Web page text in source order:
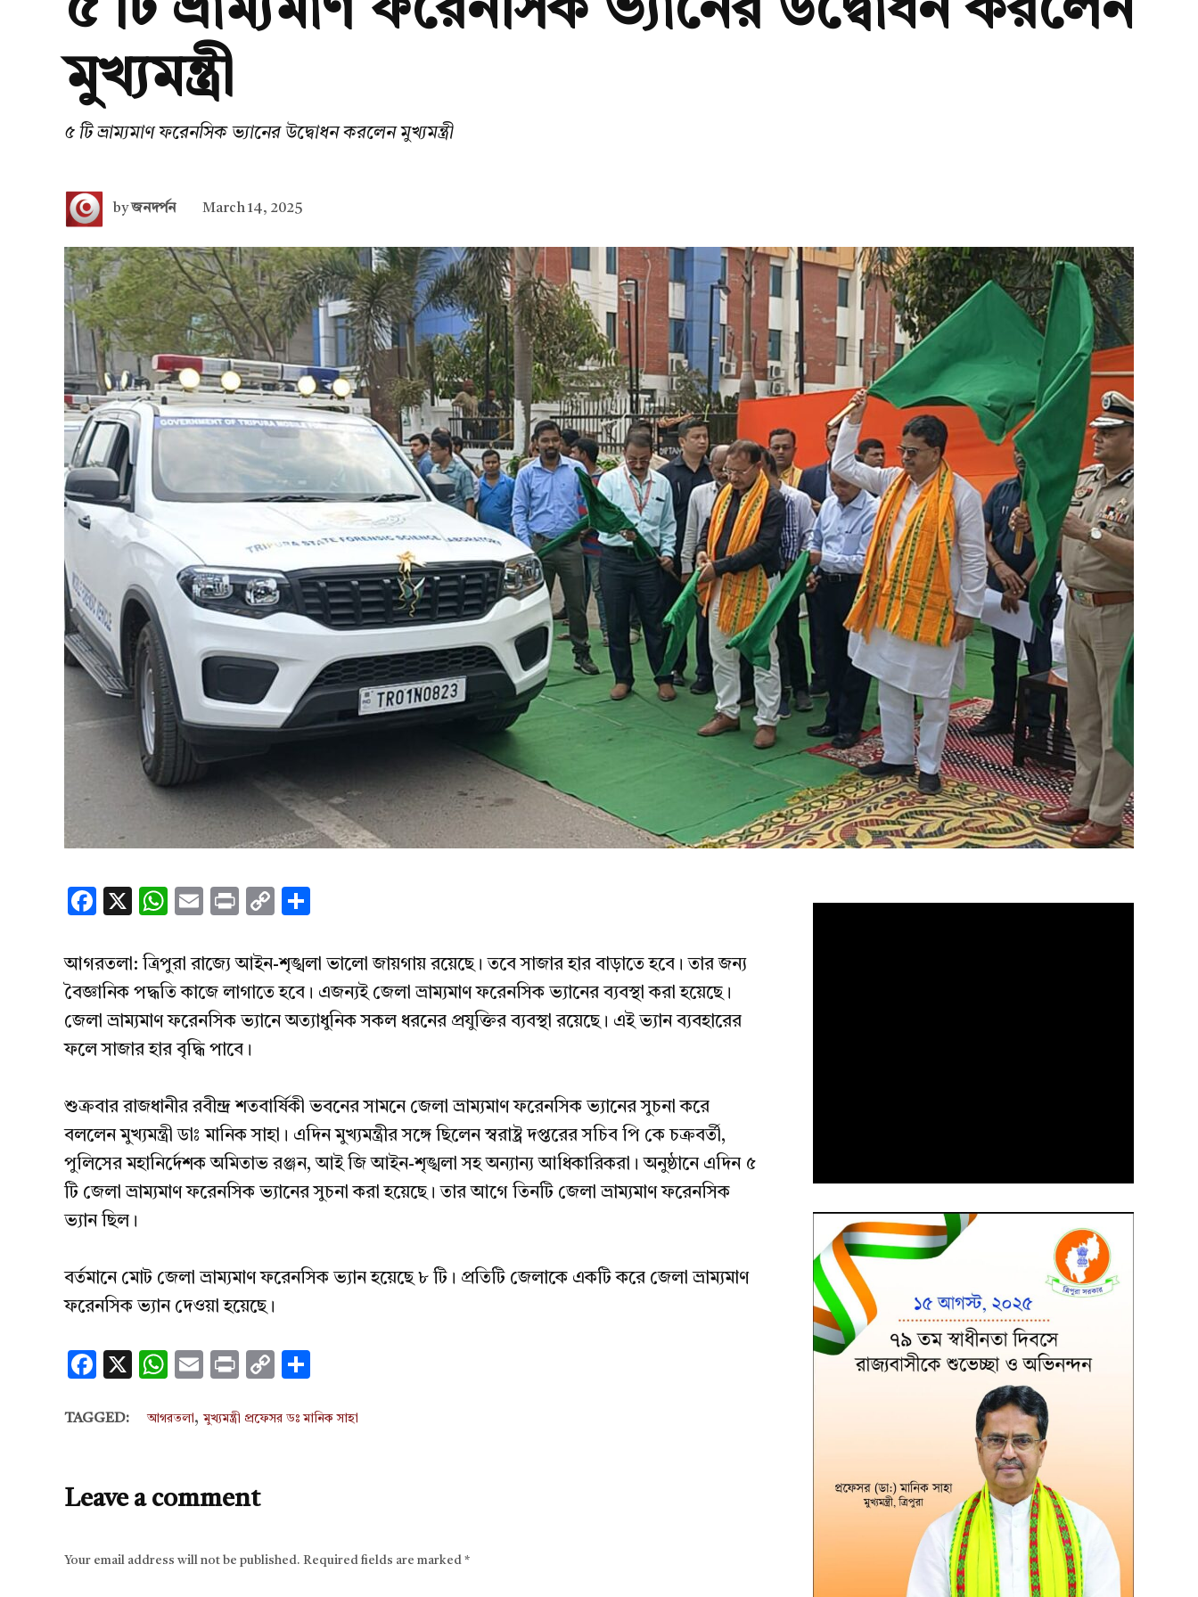
৫ টি ভ্রাম্যমাণ ফরেনসিক ভ্যানের উদ্বোধন করলেন
মুখ্যমন্ত্রী
৫ টি ভ্রাম্যমাণ ফরেনসিক ভ্যানের উদ্বোধন করলেন মুখ্যমন্ত্রী
byজনদর্পন March 14, 2025
Facebook
X WhatsApp
EmailPrintCopy
আগরতলা: ত্রিপুরা রাজ্যে আইন-শৃঙ্খলা ভালো জায়গায় রয়েছে। তবে সাজার হার বাড়াতে হবে। তার জন্য
বৈজ্ঞানিক পদ্ধতি কাজে লাগাতে হবে। এজন্যই জেলা ভ্রাম্যমাণ ফরেনসিক ভ্যানের ব্যবস্থা করা হয়েছে।
জেলা ভ্রাম্যমাণ ফরেনসিক ভ্যানে অত্যাধুনিক সকল ধরনের প্রযুক্তির ব্যবস্থা রয়েছে। এই ভ্যান ব্যবহারের
ফলে সাজার হার বৃদ্ধি পাবে।
শুক্রবার রাজধানীর রবীন্দ্র শতবার্ষিকী ভবনের সামনে জেলা ভ্রাম্যমাণ ফরেনসিক ভ্যানের সুচনা করে
বললেন মুখ্যমন্ত্রী ডাঃ মানিক সাহা। এদিন মুখ্যমন্ত্রীর সঙ্গে ছিলেন স্বরাষ্ট্র দপ্তরের সচিব পি কে চক্রবর্তী,
পুলিসের মহানির্দেশক অমিতাভ রঞ্জন, আই জি আইন-শৃঙ্খলা সহ অন্যান্য আধিকারিকরা। অনুষ্ঠানে এদিন ৫
টি জেলা ভ্রাম্যমাণ ফরেনসিক ভ্যানের সুচনা করা হয়েছে। তার আগে তিনটি জেলা ভ্রাম্যমাণ ফরেনসিক
ভ্যান ছিল।
বর্তমানে মোট জেলা ভ্রাম্যমাণ ফরেনসিক ভ্যান হয়েছে ৮ টি। প্রতিটি জেলাকে একটি করে জেলা ভ্রাম্যমাণ
ফরেনসিক ভ্যান দেওয়া হয়েছে।
Facebook
X WhatsApp
EmailPrintCopy
TAGGED: আগরতলা ,মুখ্যমন্ত্রী প্রফেসর ডঃ মানিক সাহা
Leave a comment
Your email address will not be published. Required fields are marked *